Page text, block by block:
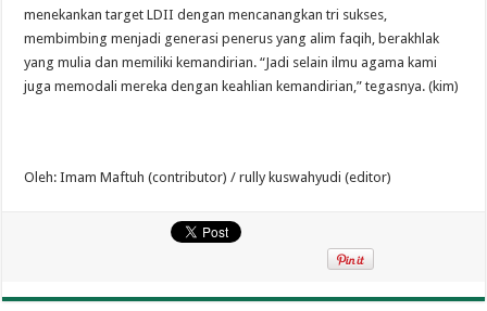
menekankan target LDII dengan mencanangkan tri sukses,
membimbing menjadi generasi penerus yang alim faqih, berakhlak
yang mulia dan memiliki kemandirian. “Jadi selain ilmu agama kami
juga memodali mereka dengan keahlian kemandirian,” tegasnya. (kim)
Oleh: Imam Maftuh (contributor) / rully kuswahyudi (editor)